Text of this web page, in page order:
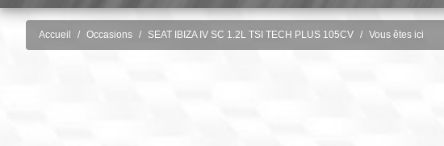
Accueil Occasions SEAT IBIZA IV SC 1.2L TSI TECH PLUS 105CV Vous êtes ici